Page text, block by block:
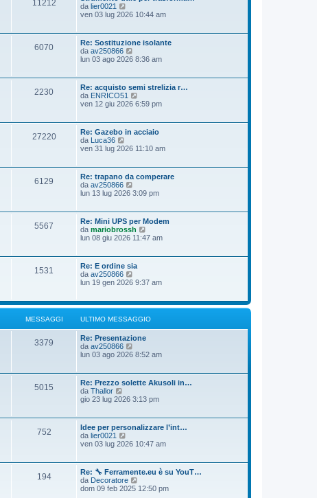
g
i
o
s
a
g
g
i
o
l
t
i
o
m
s
a
g
g
i
o
11212
da lier0021
e
u
l
t
i
o
m
e
s
a
g
g
i
o
ven 03 lug 2026 10:44 am
6070
Re: Sostituzione isolante
da av250866
e
l
t
o
m
s
a
g
g
i
o
lun 03 ago 2026 8:36 am
2230
Re: acquisto semi strelizia r…
da ENRICO51
e
l
t
i
o
m
s
a
g
g
i
o
ven 12 giu 2026 6:59 pm
27220
Re: Gazebo in acciaio
da Luca36
e
u
l
t
i
o
m
e
s
a
g
g
i
o
ven 31 lug 2026 11:10 am
6129
Re: trapano da comperare
da av250866
e
l
t
i
o
m
s
a
g
g
i
o
lun 13 lug 2026 3:09 pm
5567
Re: Mini UPS per Modem
da mariobrossh
e
t
i
o
m
e
s
g
o
lun 08 giu 2026 11:47 am
1531
Re: E ordine sia
da av250866
e
u
t
i
m
m
s
s
g
o
lun 19 gen 2026 9:37 am
MESSAGGI ULTIMO MESSAGGIO
3379
Re: Presentazione
da av250866
e
l
t
i
o
m
s
a
g
g
i
o
lun 03 ago 2026 8:52 am
5015
Re: Prezzo solette Akusoli in…
da Thallor
e
l
t
i
o
m
e
s
gio 23 lug 2026 3:13 pm
752
Idee per personalizzare l’int…
da lier0021
e
l
t
i
ven 03 lug 2026 10:47 am
194
Re: 🔧 Ferramente.eu è su YouT…
da Decoratore
e
dom 09 feb 2025 12:50 pm